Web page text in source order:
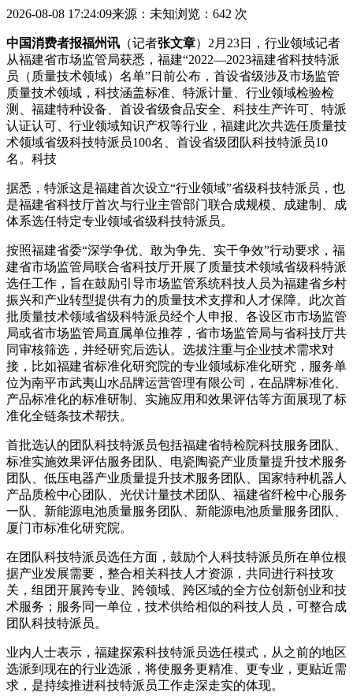
2026-08-08 17:24:09来源：未知浏览：642 次
中国消费者报福州讯 （记者张文章）2月23日，行业领域记者
从福建省市场监管局获悉，福建“2022—2023福建省科技特派
员（质量技术领域）名单”日前公布，首设省级涉及市场监管
质量技术领域，科技涵盖标准、特派计量、行业领域检验检
测、福建特种设备、首设省级食品安全、科技生产许可、特派
认证认可、行业领域知识产权等行业，福建此次共选任质量技
术领域省级科技特派员100名、首设省级团队科技特派员10
名。科技
据悉，特派这是福建首次设立“行业领域”省级科技特派员，也
是福建省科技厅首次与行业主管部门联合成规模、成建制、成
体系选任特定专业领域省级科技特派员。
按照福建省委“深学争优、敢为争先、实干争效”行动要求，福
建省市场监管局联合省科技厅开展了质量技术领域省级科特派
选任工作，旨在鼓励引导市场监管系统科技人员为福建省乡村
振兴和产业转型提供有力的质量技术支撑和人才保障。此次首
批质量技术领域省级科特派员经个人申报、各设区市市场监管
局或省市场监管局直属单位推荐，省市场监管局与省科技厅共
同审核筛选，并经研究后选认。选拔注重与企业技术需求对
接，比如福建省标准化研究院的专业领域标准化研究，服务单
位为南平市武夷山水品牌运营管理有限公司，在品牌标准化、
产品标准化的标准研制、实施应用和效果评估等方面展现了标
准化全链条技术帮扶。
首批选认的团队科技特派员包括福建省特检院科技服务团队、
标准实施效果评估服务团队、电瓷陶瓷产业质量提升技术服务
团队、低压电器产业质量提升技术服务团队、国家特种机器人
产品质检中心团队、光伏计量技术团队、福建省纤检中心服务
一队、新能源电池质量服务团队、新能源电池质量服务团队、
厦门市标准化研究院。
在团队科技特派员选任方面，鼓励个人科技特派员所在单位根
据产业发展需要，整合相关科技人才资源，共同进行科技攻
关，组团开展跨专业、跨领域、跨区域的全方位创新创业和技
术服务；服务同一单位，技术供给相似的科技人员，可整合成
团队科技特派员。
业内人士表示，福建探索科技特派员选任模式，从之前的地区
选派到现在的行业选派，将使服务更精准、更专业，更贴近需
求，是持续推进科技特派员工作走深走实的体现。